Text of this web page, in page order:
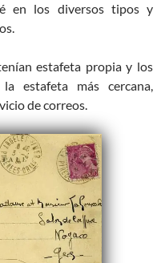
en los diversos tipos y
estafeta propia y los
estafeta más cercana,
de correos.